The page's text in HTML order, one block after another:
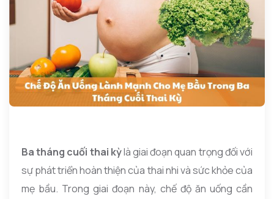
Ba tháng cuối thai kỳlà giai đoạn quan trọng đối với
sự phát triển hoàn thiện của thai nhi và sức khỏe của
mẹ bầu. Trong giai đoạn này, chế độ ăn uống cần